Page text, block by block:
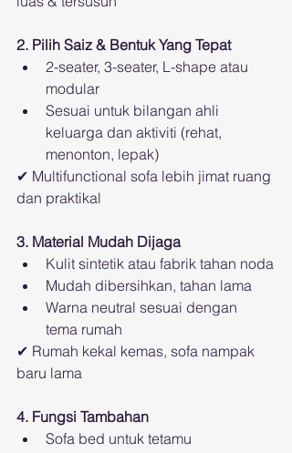
2. Pilih Saiz & Bentuk Yang Tepat
2-seater, 3-seater, L-shape atau
modular
Sesuai untuk bilangan ahli
keluarga dan aktiviti (rehat,
menonton, lepak)
✔ Multifunctional sofa lebih jimat ruang
dan praktikal
3. Material Mudah Dijaga
Kulit sintetik atau fabrik tahan noda
Mudah dibersihkan, tahan lama
Warna neutral sesuai dengan
tema rumah
✔ Rumah kekal kemas, sofa nampak
baru lama
4. Fungsi Tambahan
Sofa bed untuk tetamu